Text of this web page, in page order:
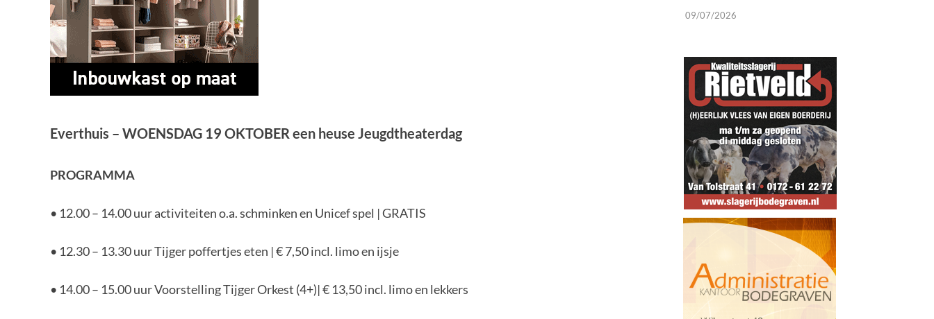
Everthuis – WOENSDAG 19 OKTOBER een heuse Jeugdtheaterdag
PROGRAMMA
• 12.00 – 14.00 uur activiteiten o.a. schminken en Unicef spel | GRATIS
• 12.30 – 13.30 uur Tijger poffertjes eten | € 7,50 incl. limo en ijsje
• 14.00 – 15.00 uur Voorstelling Tijger Orkest (4+)| € 13,50 incl. limo en lekkers
09/07/2026